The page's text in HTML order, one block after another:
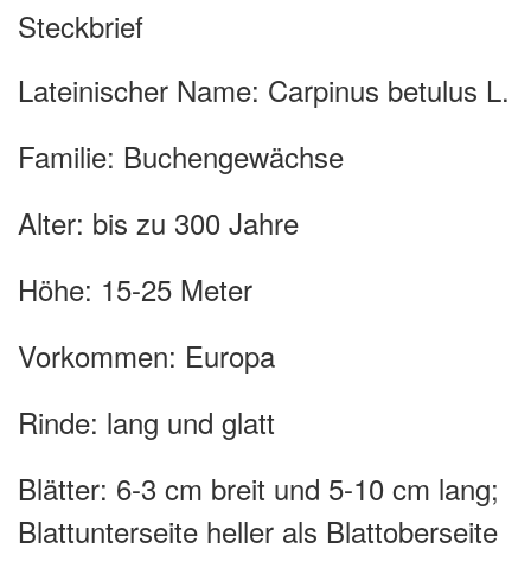
Steckbrief
Lateinischer Name: Carpinus betulus L.
Familie: Buchengewächse
Alter: bis zu 300 Jahre
Höhe: 15-25 Meter
Vorkommen: Europa
Rinde: lang und glatt
Blätter: 6-3 cm breit und 5-10 cm lang;
Blattunterseite heller als Blattoberseite